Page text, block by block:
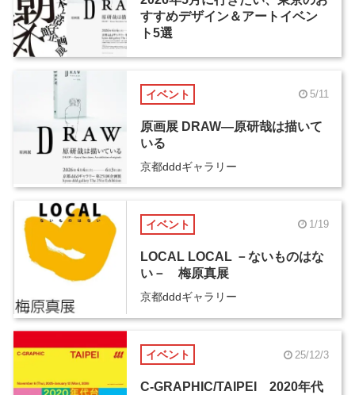
すすめデザイン＆アートイベン
ト5選
イベント 5/11
原画展 DRAW―原研哉は描いて
いる
京都dddギャラリー
イベント 1/19
LOCAL LOCAL －ないものはな
い－ 梅原真展
京都dddギャラリー
イベント 25/12/3
C-GRAPHIC/TAIPEI 2020年代